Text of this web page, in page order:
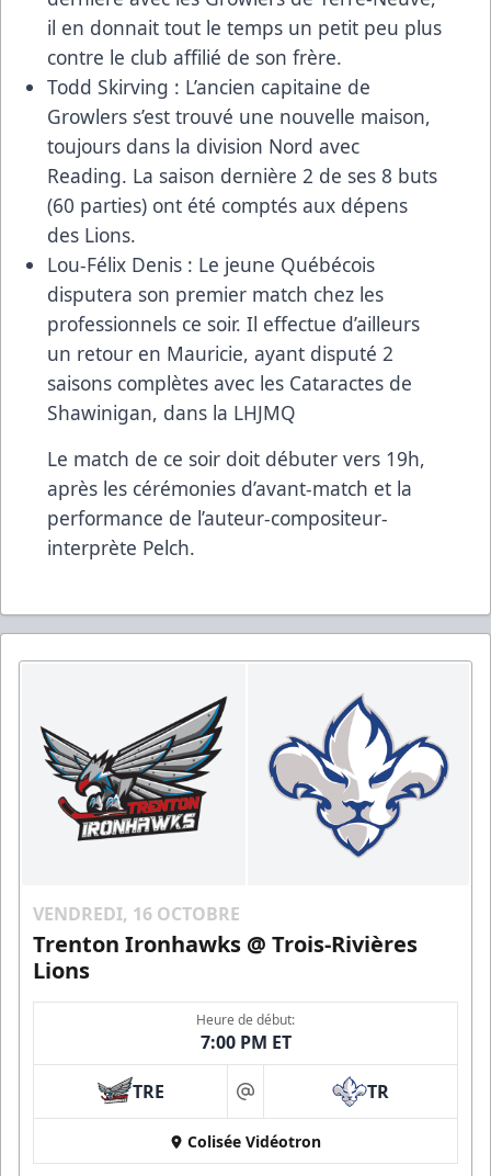
il en donnait tout le temps un petit peu plus
contre le club affilié de son frère.
Todd Skirving : L’ancien capitaine de
Growlers s’est trouvé une nouvelle maison,
toujours dans la division Nord avec
Reading. La saison dernière 2 de ses 8 buts
(60 parties) ont été comptés aux dépens
des Lions.
Lou-Félix Denis : Le jeune Québécois
disputera son premier match chez les
professionnels ce soir. Il effectue d’ailleurs
un retour en Mauricie, ayant disputé 2
saisons complètes avec les Cataractes de
Shawinigan, dans la LHJMQ
Le match de ce soir doit débuter vers 19h,
après les cérémonies d’avant-match et la
performance de l’auteur-compositeur-
interprète Pelch.
VENDREDI, 16 OCTOBRE
Trenton Ironhawks @ Trois-Rivières
Lions
Heure de début:
7:00 PM ET
TRE at TR
Colisée Vidéotron